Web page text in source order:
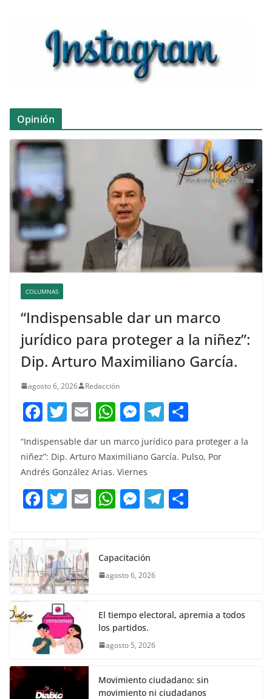
Opinión
COLUMNAS
“Indispensable dar un marco
jurídico para proteger a la niñez”:
Dip. Arturo Maximiliano García.
agosto 6, 2026 Redacción
F
c
e
b
o
k
T
itt
er
E
ai
l
W
at
s
A
p
M
ss
e
n
g
T
e
a
m
m
“Indispensable dar un marco jurídico para proteger a la
niñez”: Dip. Arturo Maximiliano García. Pulso, Por
Andrés González Arias. Viernes
F
c
e
b
o
o
k
T
itt
er
E W
s
A
p
M
e
n
er
T
Capacitación
agosto 6, 2026
El tiempo electoral, apremia a todos
los partidos.
agosto 5, 2026
Movimiento ciudadano: sin
movimiento ni ciudadanos